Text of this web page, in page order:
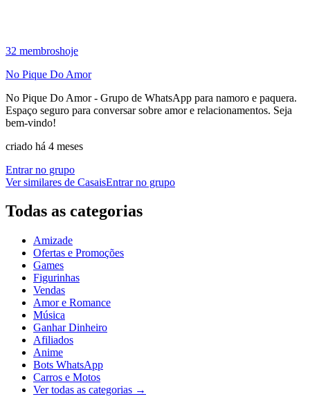
32 membroshoje
No Pique Do Amor
No Pique Do Amor - Grupo de WhatsApp para namoro e paquera.
Espaço seguro para conversar sobre amor e relacionamentos. Seja
bem-vindo!
criado há 4 meses
Entrar no grupo
Ver similares de CasaisEntrar no grupo
Todas as categorias
Amizade
Ofertas e Promoções
Games
Figurinhas
Vendas
Amor e Romance
Música
Ganhar Dinheiro
Afiliados
Anime
Bots WhatsApp
Carros e Motos
Ver todas as categorias →